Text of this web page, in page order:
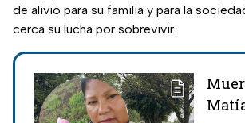
de alivio para su familia y para la
cerca su lucha por sobrevivir.